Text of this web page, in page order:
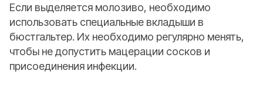
Если выделяется молозиво, необходимо
использовать специальные вкладыши в
бюстгальтер. Их необходимо регулярно менять,
чтобы не допустить мацерации сосков и
присоединения инфекции.